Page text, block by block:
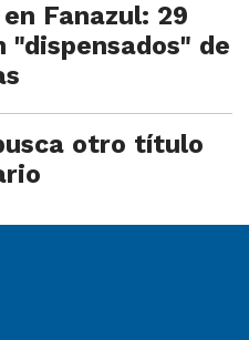
Fanazul: 29
de
otro título